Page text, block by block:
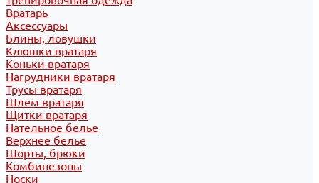
Вратарь
Аксессуары
Блины, ловушки
Клюшки вратаря
Коньки вратаря
Нагрудники вратаря
Трусы вратаря
Шлем вратаря
Щитки вратаря
Нательное белье
Верхнее белье
Шорты, брюки
Комбинезоны
Носки